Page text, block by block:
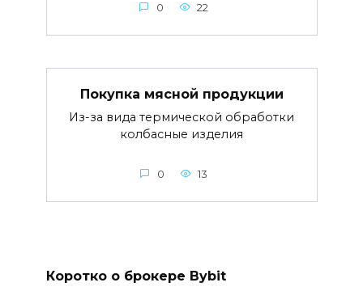
0 22
Покупка мясной продукции
Из-за вида термической обработки
колбасные изделия
0 13
Коротко о брокере Bybit